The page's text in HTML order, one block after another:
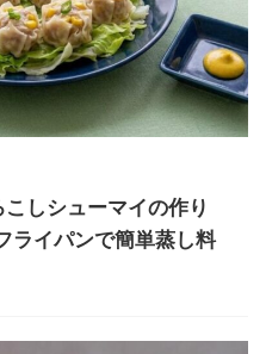
しシューマイの作り
ライパンで簡単蒸し料